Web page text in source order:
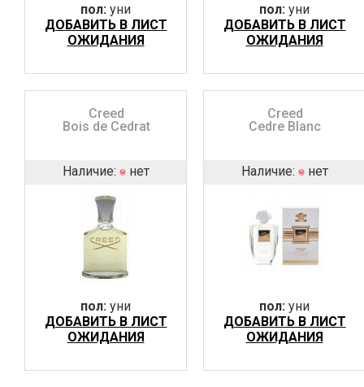
пол: уни
ДОБАВИТЬ В ЛИСТ
ОЖИДАНИЯ
пол: уни
ДОБАВИТЬ В ЛИСТ
ОЖИДАНИЯ
Creed
Bois de Cedrat
Наличие: нет
пол: уни
ДОБАВИТЬ В ЛИСТ
ОЖИДАНИЯ
Creed
Cedre Blanc
Наличие: нет
пол: уни
ДОБАВИТЬ В ЛИСТ
ОЖИДАНИЯ